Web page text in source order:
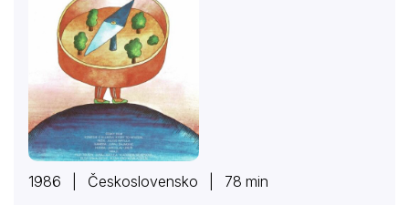
1986 | Československo | 78 min